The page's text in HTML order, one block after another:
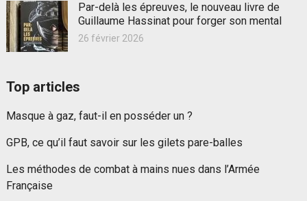
Par-delà les épreuves, le nouveau livre de
Guillaume Hassinat pour forger son mental
26 février 2026
Top articles
Masque à gaz, faut-il en posséder un ?
GPB, ce qu’il faut savoir sur les gilets pare-balles
Les méthodes de combat à mains nues dans l’Armée
Française